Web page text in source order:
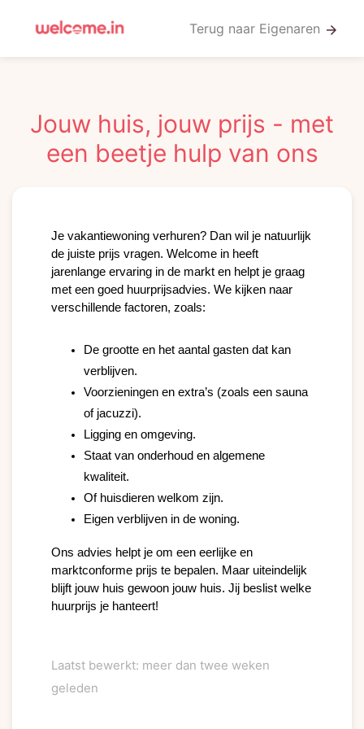
Terug naar Eigenaren arrow_forward
Jouw huis, jouw prijs - met
een beetje hulp van ons
Je vakantiewoning verhuren? Dan wil je natuurlijk
de juiste prijs vragen. Welcome in heeft
jarenlange ervaring in de markt en helpt je graag
met een goed huurprijsadvies. We kijken naar
verschillende factoren, zoals:
De grootte en het aantal gasten dat kan
verblijven.
Voorzieningen en extra’s (zoals een sauna
of jacuzzi).
Ligging en omgeving.
Staat van onderhoud en algemene
kwaliteit.
Of huisdieren welkom zijn.
Eigen verblijven in de woning.
Ons advies helpt je om een eerlijke en
marktconforme prijs te bepalen. Maar uiteindelijk
blijft jouw huis gewoon jouw huis. Jij beslist welke
huurprijs je hanteert!
Laatst bewerkt: meer dan twee weken
geleden